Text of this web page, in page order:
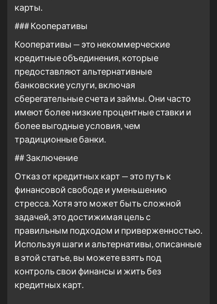
карты.
### Кооперативы
Кооперативы — это некоммерческие
кредитные объединения, которые
предоставляют альтернативные
банковские услуги, включая
сберегательные счета и займы. Они часто
имеют более низкие процентные ставки и
более выгодные условия, чем
традиционные банки.
## Заключение
Отказ от кредитных карт — это путь к
финансовой свободе и уменьшению
стресса. Хотя это может быть сложной
задачей, это достижимая цель с
правильным подходом и приверженностью.
Используя шаги и альтернативы, описанные
в этой статье, вы можете взять под
контроль свои финансы и жить без
кредитных карт.